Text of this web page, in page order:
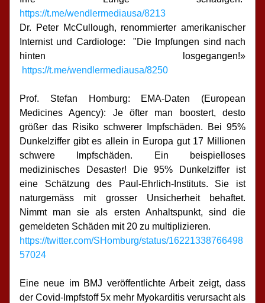
https://t.me/wendlermediausa/8213
Dr. Peter McCullough, renommierter amerikanischer
Internist und Cardiologe:  "Die Impfungen sind nach
hinten losgegangen!»
https://t.me/wendlermediausa/8250
Prof. Stefan Homburg: EMA-Daten (European
Medicines Agency): Je öfter man boostert, desto
größer das Risiko schwerer Impfschäden. Bei 95%
Dunkelziffer gibt es allein in Europa gut 17 Millionen
schwere Impfschäden. Ein beispielloses
medizinisches Desaster! Die 95% Dunkelziffer ist
eine Schätzung des Paul-Ehrlich-Instituts. Sie ist
naturgemäss mit grosser Unsicherheit behaftet.
Nimmt man sie als ersten Anhaltspunkt, sind die
gemeldeten Schäden mit 20 zu multiplizieren.
https://twitter.com/SHomburg/status/16221338766498
57024
Eine neue im BMJ veröffentlichte Arbeit zeigt, dass
der Covid-Impfstoff 5x mehr Myokarditis verursacht als